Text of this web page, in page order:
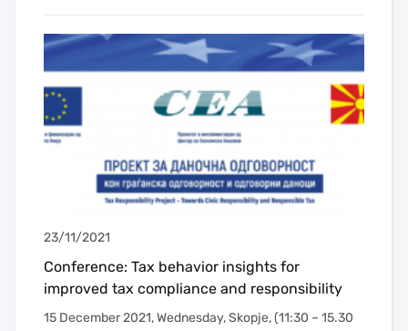
23/11/2021
Conference: Tax behavior insights for
improved tax compliance and responsibility
15 December 2021, Wednesday, Skopje, (11:30 – 15.30